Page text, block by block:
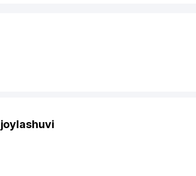
joylashuvi